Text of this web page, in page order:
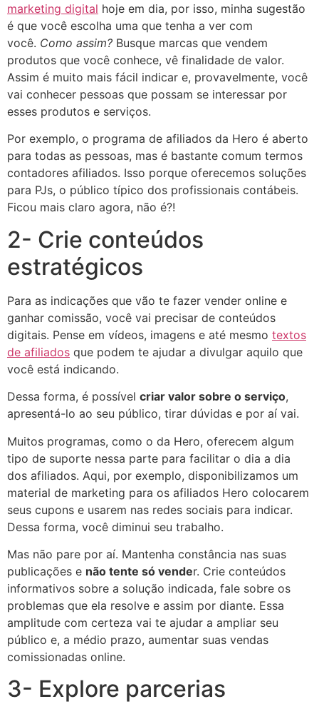
marketing digital hoje em dia, por isso, minha sugestão
é que você escolha uma que tenha a ver com
você. Como assim? Busque marcas que vendem
produtos que você conhece, vê finalidade de valor.
Assim é muito mais fácil indicar e, provavelmente, você
vai conhecer pessoas que possam se interessar por
esses produtos e serviços.
Por exemplo, o programa de afiliados da Hero é aberto
para todas as pessoas, mas é bastante comum termos
contadores afiliados. Isso porque oferecemos soluções
para PJs, o público típico dos profissionais contábeis.
Ficou mais claro agora, não é?!
2- Crie conteúdos
estratégicos
Para as indicações que vão te fazer vender online e
ganhar comissão, você vai precisar de conteúdos
digitais. Pense em vídeos, imagens e até mesmo textos
de afiliados que podem te ajudar a divulgar aquilo que
você está indicando.
Dessa forma, é possível criar valor sobre o serviço,
apresentá-lo ao seu público, tirar dúvidas e por aí vai.
Muitos programas, como o da Hero, oferecem algum
tipo de suporte nessa parte para facilitar o dia a dia
dos afiliados. Aqui, por exemplo, disponibilizamos um
material de marketing para os afiliados Hero colocarem
seus cupons e usarem nas redes sociais para indicar.
Dessa forma, você diminui seu trabalho.
Mas não pare por aí. Mantenha constância nas suas
publicações e não tente só vender. Crie conteúdos
informativos sobre a solução indicada, fale sobre os
problemas que ela resolve e assim por diante. Essa
amplitude com certeza vai te ajudar a ampliar seu
público e, a médio prazo, aumentar suas vendas
comissionadas online.
3- Explore parcerias